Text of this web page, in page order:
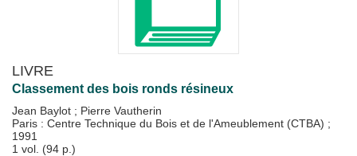
LIVRE
Classement des bois ronds résineux
Jean Baylot ; Pierre Vautherin
Paris : Centre Technique du Bois et de l'Ameublement (CTBA) ;
1991
1 vol. (94 p.)